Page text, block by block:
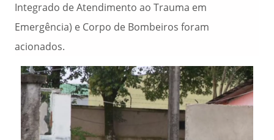
Integrado de Atendimento ao Trauma em
Emergência) e Corpo de Bombeiros foram
acionados.